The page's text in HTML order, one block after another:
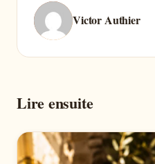
Victor Authier
Lire ensuite